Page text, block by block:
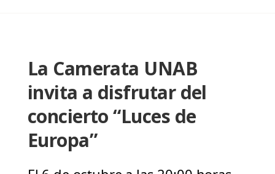
La Camerata UNAB
invita a disfrutar del
concierto “Luces de
Europa”